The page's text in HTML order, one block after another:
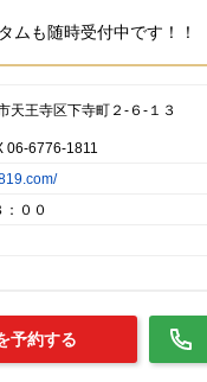
ムも随時受付中です！！
王寺区下寺町２-６-１３
6776-1811
００
予約する